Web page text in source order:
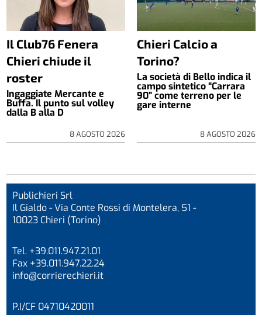
Il Club76 Fenera
Chieri chiude il
roster
Ingaggiate Mercante e
Buffa. Il punto sul volley
dalla B alla D
8 AGOSTO 2026
Chieri Calcio a
Torino?
La società di Bello indica il
campo sintetico “Carrara
90” come terreno per le
gare interne
8 AGOSTO 2026
Publichieri Srl
Il Gialdo - Via Conte Rossi di Montelera, 51 -
10023 Chieri (Torino)
Tel. +39.011.947.21.01
Fax +39.011.947.22.24
info@corrierechieri.it
P.I/CF 04710420011